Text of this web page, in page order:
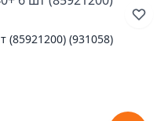
(85921200) (931058)